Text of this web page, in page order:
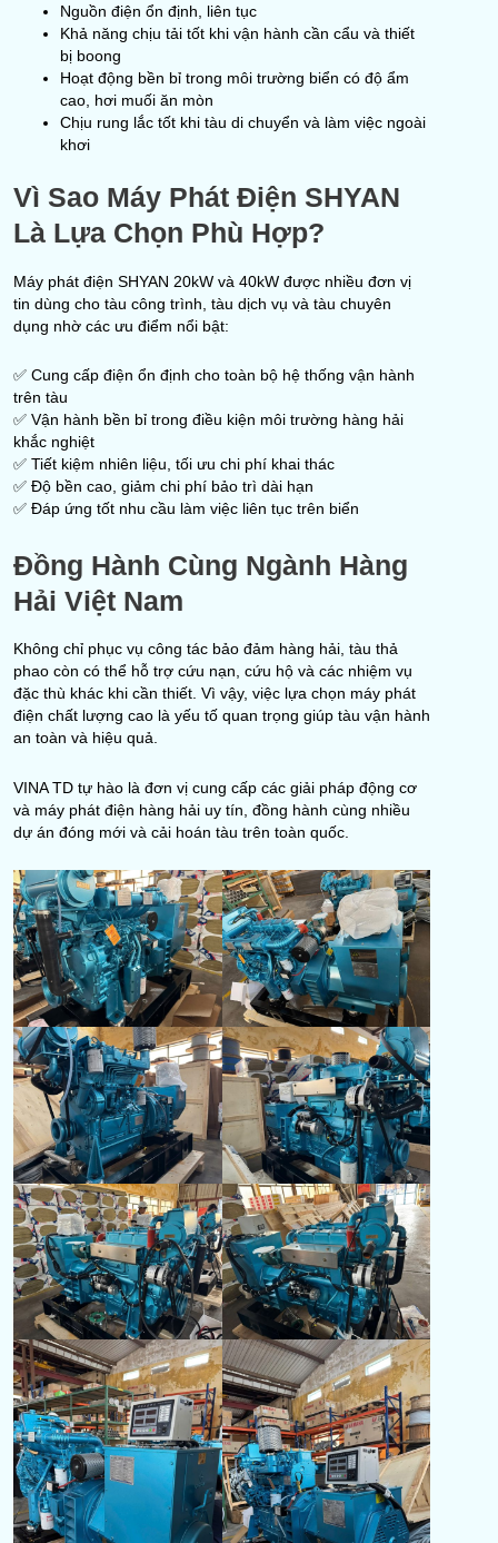
Nguồn điện ổn định, liên tục
Khả năng chịu tải tốt khi vận hành cần cẩu và thiết
bị boong
Hoạt động bền bỉ trong môi trường biển có độ ẩm
cao, hơi muối ăn mòn
Chịu rung lắc tốt khi tàu di chuyển và làm việc ngoài
khơi
Vì Sao Máy Phát Điện SHYAN
Là Lựa Chọn Phù Hợp?
Máy phát điện SHYAN 20kW và 40kW được nhiều đơn vị
tin dùng cho tàu công trình, tàu dịch vụ và tàu chuyên
dụng nhờ các ưu điểm nổi bật:
✅ Cung cấp điện ổn định cho toàn bộ hệ thống vận hành
trên tàu
✅ Vận hành bền bỉ trong điều kiện môi trường hàng hải
khắc nghiệt
✅ Tiết kiệm nhiên liệu, tối ưu chi phí khai thác
✅ Độ bền cao, giảm chi phí bảo trì dài hạn
✅ Đáp ứng tốt nhu cầu làm việc liên tục trên biển
Đồng Hành Cùng Ngành Hàng
Hải Việt Nam
Không chỉ phục vụ công tác bảo đảm hàng hải, tàu thả
phao còn có thể hỗ trợ cứu nạn, cứu hộ và các nhiệm vụ
đặc thù khác khi cần thiết. Vì vậy, việc lựa chọn máy phát
điện chất lượng cao là yếu tố quan trọng giúp tàu vận hành
an toàn và hiệu quả.
VINA TD tự hào là đơn vị cung cấp các giải pháp động cơ
và máy phát điện hàng hải uy tín, đồng hành cùng nhiều
dự án đóng mới và cải hoán tàu trên toàn quốc.